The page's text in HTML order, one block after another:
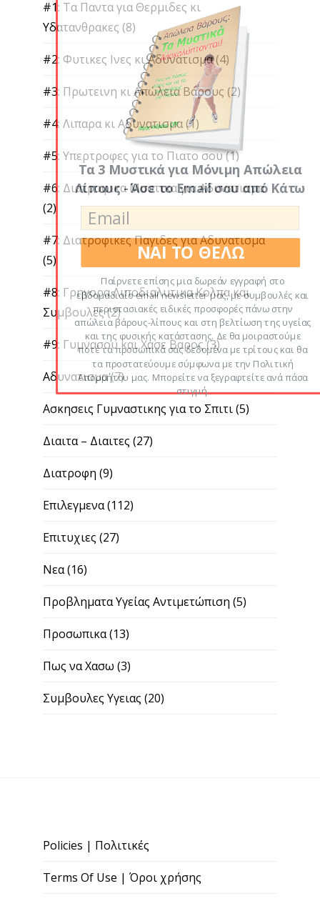
#1: Τα Παντα για Θερμιδες κι
Υδατανθρακες (8)
#2: Φυτικες Ινες κι Αδυνατισμα(4)
#3: Πρωτεινη κι Απώλεια Βάρους (2)
#4: Λιπαρα κι Αδυνατισμα(1)
#5: Υπερτροφες για το Πιατο σου(1)
#6: Διατροφικα Μυστικα για Αδυνατισμα
(2)
#7: Διατροφικες Παγιδες για Αδυνατισμα
(5)
#8: Γρηγορα Λιποδιαλυτικα Κολπα και
Συμβουλες(2)
#9: Γυμνασου και Χασε Βαρος(3)
Αδυνατισμα(7)
Ασκησεις Γυμναστικης για το Σπιτι(5)
Διαιτα – Διαιτες (27)
Διατροφη (9)
Επιλεγμενα(112)
Επιτυχιες (27)
Νεα(16)
Προβληματα Υγείας Αντιμετώπιση (5)
Προσωπικα(13)
Πως να Χασω (3)
Συμβουλες Υγειας (20)
Policies | Πολιτικές
Terms Of Use | Όροι χρήσης
Τα 3 Μυστικά για Μόνιμη Απώλεια
Λίπους - Άσε το Email σου από Κάτω
ΝΑΙ ΤΟ ΘΕΛΩ
Παίρνετε επίσης μια δωρεάν εγγραφή στο
εβδομαδιαίο email newsletter μας, με συμβουλές και
περιστασιακές ειδικές προσφορές πάνω στην
απώλεια βάρους-λίπους και στη βελτίωση της υγείας
και της φυσικής κατάστασης. Δε θα μοιραστούμε
ποτέ τα προσωπικά σας δεδομένα με τρίτους και θα
τα προστατεύουμε σύμφωνα με την Πολιτική
Απορρήτου μας. Μπορείτε να ξεγραφτείτε ανά πάσα
στιγμή.